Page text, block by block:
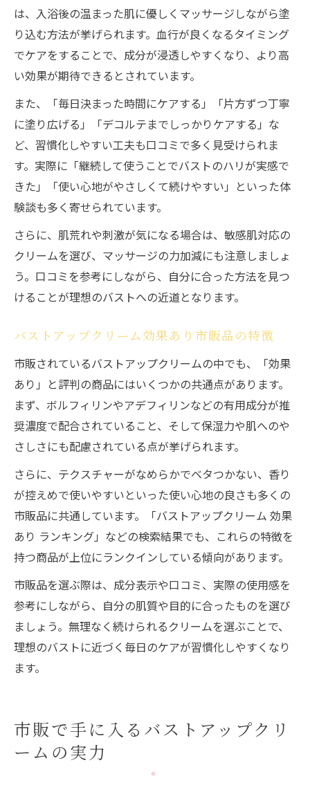
は、入浴後の温まった肌に優しくマッサージしながら塗
り込む方法が挙げられます。血行が良くなるタイミング
でケアをすることで、成分が浸透しやすくなり、より高
い効果が期待できるとされています。
また、「毎日決まった時間にケアする」「片方ずつ丁寧
に塗り広げる」「デコルテまでしっかりケアする」な
ど、習慣化しやすい工夫も口コミで多く見受けられま
す。実際に「継続して使うことでバストのハリが実感で
きた」「使い心地がやさしくて続けやすい」といった体
験談も多く寄せられています。
さらに、肌荒れや刺激が気になる場合は、敏感肌対応の
クリームを選び、マッサージの力加減にも注意しましょ
う。口コミを参考にしながら、自分に合った方法を見つ
けることが理想のバストへの近道となります。
バストアップクリーム効果あり市販品の特徴
市販されているバストアップクリームの中でも、「効果
あり」と評判の商品にはいくつかの共通点があります。
まず、ボルフィリンやアデフィリンなどの有用成分が推
奨濃度で配合されていること、そして保湿力や肌へのや
さしさにも配慮されている点が挙げられます。
さらに、テクスチャーがなめらかでベタつかない、香り
が控えめで使いやすいといった使い心地の良さも多くの
市販品に共通しています。「バストアップクリーム 効果
あり ランキング」などの検索結果でも、これらの特徴を
持つ商品が上位にランクインしている傾向があります。
市販品を選ぶ際は、成分表示や口コミ、実際の使用感を
参考にしながら、自分の肌質や目的に合ったものを選び
ましょう。無理なく続けられるクリームを選ぶことで、
理想のバストに近づく毎日のケアが習慣化しやすくなり
ます。
市販で手に入るバストアップクリ
ームの実力